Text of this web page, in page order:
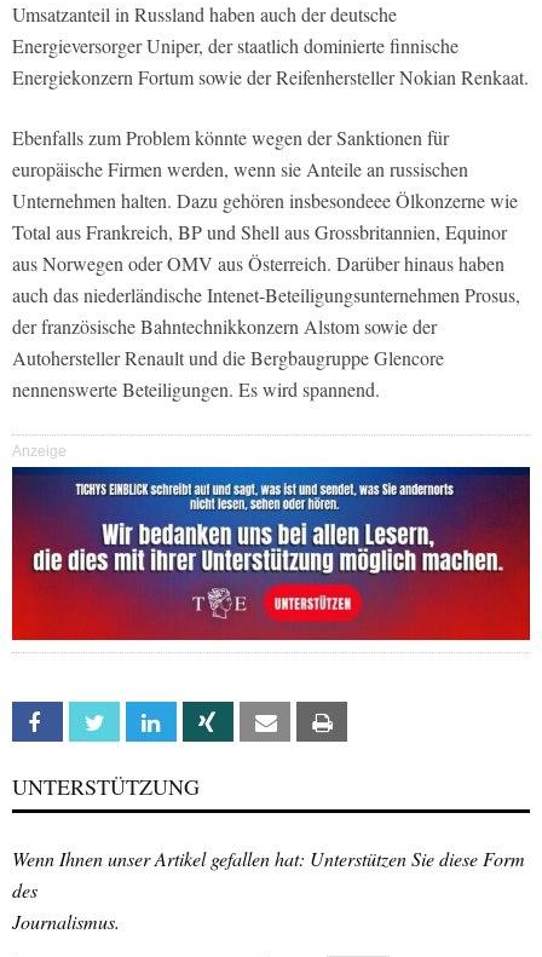
Umsatzanteil in Russland haben auch der deutsche
Energieversorger Uniper, der staatlich dominierte finnische
Energiekonzern Fortum sowie der Reifenhersteller Nokian Renkaat.
Ebenfalls zum Problem könnte wegen der Sanktionen für
europäische Firmen werden, wenn sie Anteile an russischen
Unternehmen halten. Dazu gehören insbesondeee Ölkonzerne wie
Total aus Frankreich, BP und Shell aus Grossbritannien, Equinor
aus Norwegen oder OMV aus Österreich. Darüber hinaus haben
auch das niederländische Intenet-Beteiligungsunternehmen Prosus,
der französische Bahntechnikkonzern Alstom sowie der
Autohersteller Renault und die Bergbaugruppe Glencore
nennenswerte Beteiligungen. Es wird spannend.
Anzeige
Facebook Twitter Linkedin Xing Email
UNTERSTÜTZUNG
Wenn Ihnen unser Artikel gefallen hat: Unterstützen Sie diese Form
des
Journalismus.